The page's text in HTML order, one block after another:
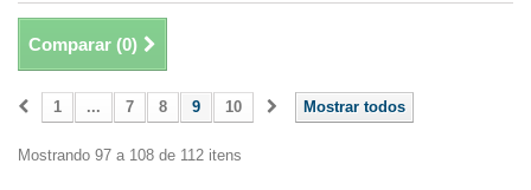
Comparar (0)
Mostrar todos
1 ... 7 8 9 10
Mostrando 97 a 108 de 112 itens